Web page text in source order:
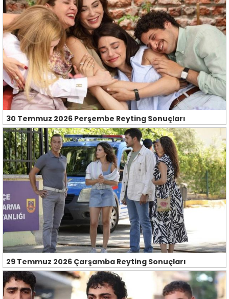
30 Temmuz 2026 Perşembe Reyting Sonuçları
29 Temmuz 2026 Çarşamba Reyting Sonuçları